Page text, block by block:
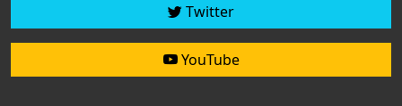
Twitter
YouTube